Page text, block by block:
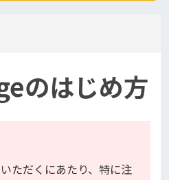
のはじめ方
ただくにあたり、特に注